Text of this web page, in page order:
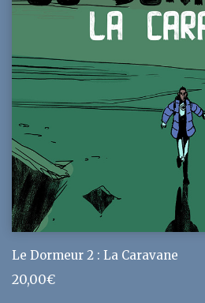
Le Dormeur 2 : La Caravane
20,00€